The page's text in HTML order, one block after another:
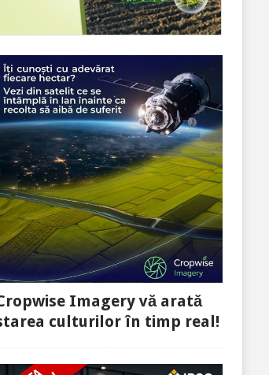
Imagery vă arată
culturilor în timp real!